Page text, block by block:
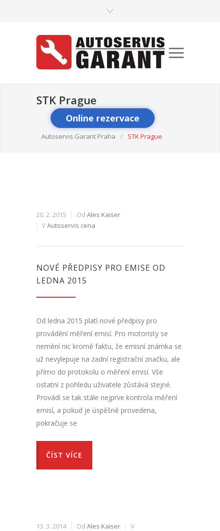
STK Prague
Online rezervace
Autoservis Garant Praha / STK Prague
20. 2. 2015 Od Ales Kaiser
VAutoservis cena
NOVÉ PŘEDPISY PRO EMISE OD
LEDNA 2015
Od ledna 2015 platí nové předpisy pro
provádění měření emisí. Pro motoristy se
nemění nic kromě faktu, že emisní známka se
už nevylepuje na zadní registrační značku, ale
přímo do protokolu o měření emisí. Vše
ostatní z pohledu uživatele zůstává stejné.
Provádí se tak stále nejprve kontrola měření
emisí, a pokud je úspěšně provedena,
pokračuje se
ČÍST VÍCE
13. 3. 2014 Od Ales Kaiser V